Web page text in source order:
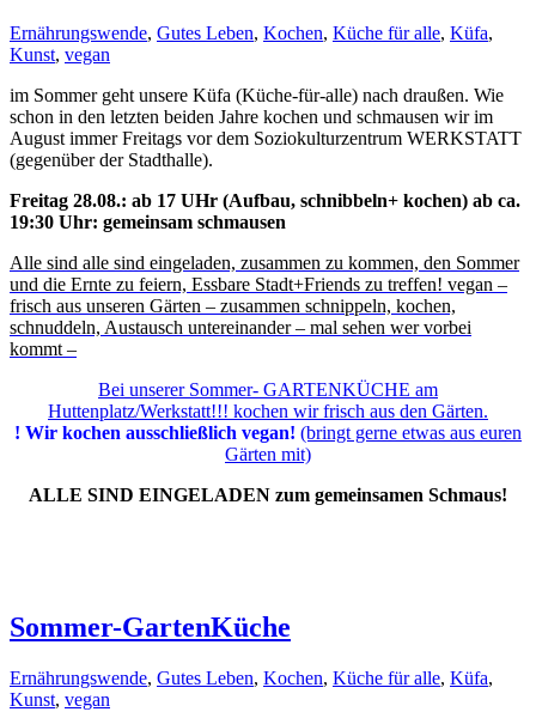
Ernährungswende, Gutes Leben, Kochen, Küche für alle, Küfa,
Kunst, vegan
im Sommer geht unsere Küfa (Küche-für-alle) nach draußen. Wie
schon in den letzten beiden Jahre kochen und schmausen wir im
August immer Freitags vor dem Soziokulturzentrum WERKSTATT
(gegenüber der Stadthalle).
Freitag 28.08.: ab 17 UHr (Aufbau, schnibbeln+ kochen) ab ca.
19:30 Uhr: gemeinsam schmausen
Alle sind alle sind eingeladen, zusammen zu kommen, den Sommer
und die Ernte zu feiern, Essbare Stadt+Friends zu treffen! vegan –
frisch aus unseren Gärten – zusammen schnippeln, kochen,
schnuddeln, Austausch untereinander – mal sehen wer vorbei
kommt –
Bei unserer Sommer- GARTENKÜCHE am
Huttenplatz/Werkstatt!!! kochen wir frisch aus den Gärten.
! Wir kochen ausschließlich vegan! (bringt gerne etwas aus euren
Gärten mit)
ALLE SIND EINGELADEN zum gemeinsamen Schmaus!
Sommer-GartenKüche
Ernährungswende, Gutes Leben, Kochen, Küche für alle, Küfa,
Kunst, vegan